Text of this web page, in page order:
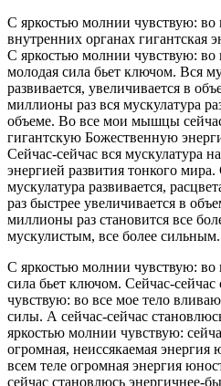
С яркостью молнии чувствую: во
внутренних органах гигантская
С яркостью молнии чувствую: во
молодая сила бьет ключом. Вся
развивается, увеличивается в
миллионы раз вся мускулатура
объеме. Во все мои мышцы
гигантскую Божественную
Сейчас-сейчас вся мускулатура
энергией развития тонкого мира.
мускулатура развивается,
раз быстрее увеличивается в
миллионы раз становится все
мускулистым, все более сильным.
С яркостью молнии чувствую: во
сила бьет ключом. Сейчас-
чувствую: во все мое тело
силы. А сейчас-сейчас
яркостью молнии чувствую:
огромная, неиссякаемая энергия
всем теле огромная энергия
сейчас становлюсь энергичнее-